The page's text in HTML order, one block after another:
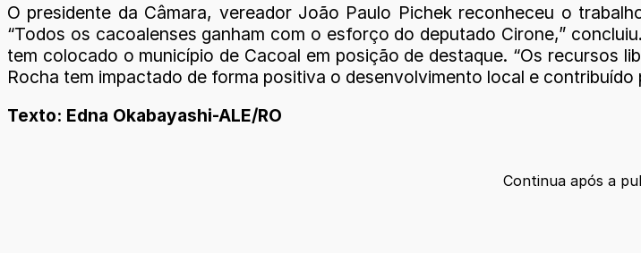
O presidente da Câmara, vereador João Paulo Pichek reconheceu o
“Todos os cacoalenses ganham com o esforço do deputado Cirone,”
tem colocado o município de Cacoal em posição de destaque. “Os recursos
Rocha tem impactado de forma positiva o desenvolvimento local e contribuído
Texto: Edna Okabayashi-ALE/RO
Continua após a